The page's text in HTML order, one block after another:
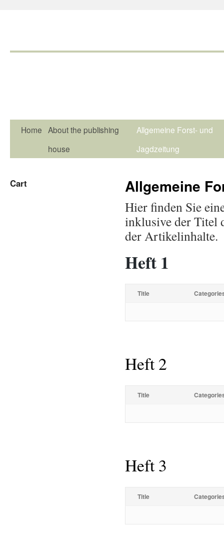
Home About the publishing
house
Allgemeine Forst- und
Jagdzeitung
Allgemeine
Hier finden Sie
inklusive der Titel
der Artikelinhalte.
Heft 1
Title
Heft 2
Title
Heft 3
Title
Cart